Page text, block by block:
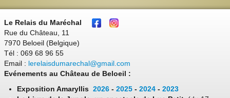
Le Relais du Maréchal
Rue du Château, 11
7970 Beloeil (Belgique)
Tél : 069 68 96 55
Email : lerelaisdumarechal@gmail.com
Evénements au Château de Beloeil :
Exposition Amaryllis 2026 - 2025 - 2024 - 2023